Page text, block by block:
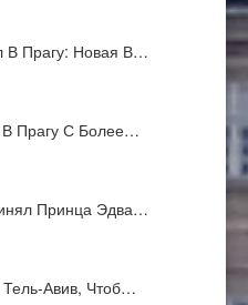
В Прагу: Новая В…
В Прагу С Более…
Принца Эдва…
Авив, Чтоб…